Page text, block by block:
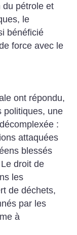
du pétrole et
le
bénéficié
force avec le
ont répondu,
politiques, une
:
attaquées
blessés
droit de
les
de déchets,
par les
à